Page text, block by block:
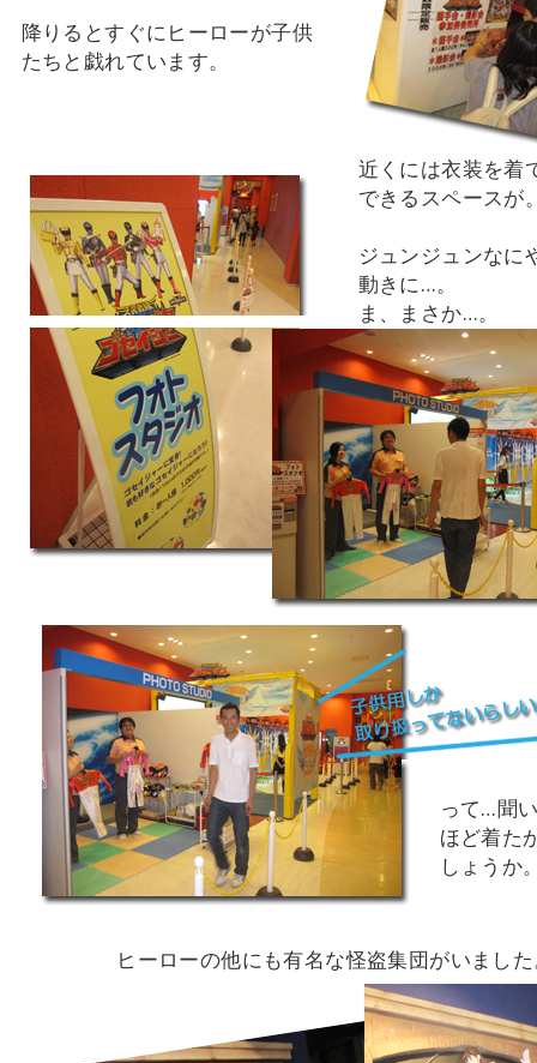
降りるとすぐにヒーローが子供
たちと戯れています。
近くには衣装を着
できるスペースが
ジュンジュンなに
動きに…。
ま、まさか…。
って…聞
ほど着た
しょうか
ヒーローの他にも有名な怪盗集団がいまし